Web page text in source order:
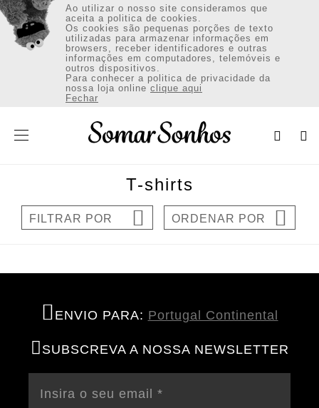
VESTUÁRIO
CALÇADO
ACESSÓRIOS
Envio:Portugal Continental (€)
Ao utilizar o nosso site consideramos que
aceita a politica de cookies.
Os cookies são pequenas porções de texto
utilizadas para armazenar informações em
browsers, receber identificadores e outras
informações em computadores, telemóveis e
outros dispositivos.
Para conhecer a politica de privacidade da
nossa loja online clique aqui
Fechar
T-shirts
FILTRAR POR ORDENAR POR
ENVIO PARA: Portugal Continental
SUBSCREVA A NOSSA NEWSLETTER